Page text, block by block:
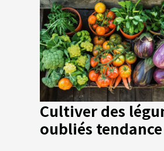
Cultiver des
oubliés